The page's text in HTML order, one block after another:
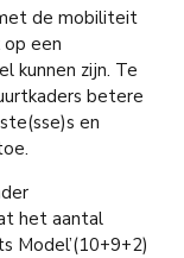
de mobiliteit
op een
kunnen zijn. Te
betere
en
het aantal
Model’(10+9+2)